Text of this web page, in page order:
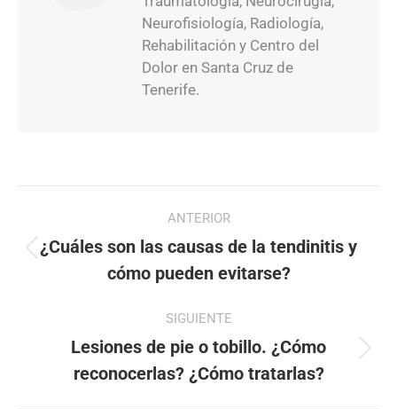
Neurofisiología, Radiología,
Rehabilitación y Centro del
Dolor en Santa Cruz de
Tenerife.
entre
publicaciones
ANTERIOR
Publicación
anterior:
¿Cuáles son las causas de la tendinitis y
cómo pueden evitarse?
SIGUIENTE
Publicación
siguiente:
Lesiones de pie o tobillo. ¿Cómo
reconocerlas? ¿Cómo tratarlas?